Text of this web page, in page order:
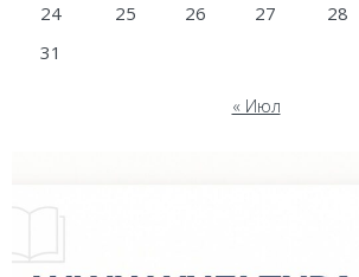
24
25 26 27 28
31
« Июл